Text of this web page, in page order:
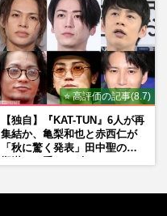
⭐ 高評価の記事(8.7)
【独自】『KAT-TUN』6人が再
集結か、亀梨和也と赤西仁が
「秋に驚く発表」田中聖の刑